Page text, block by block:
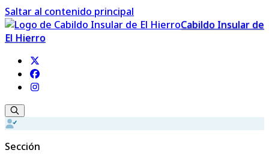
Saltar al contenido principal
Cabildo Insular de
El Hierro
Sección